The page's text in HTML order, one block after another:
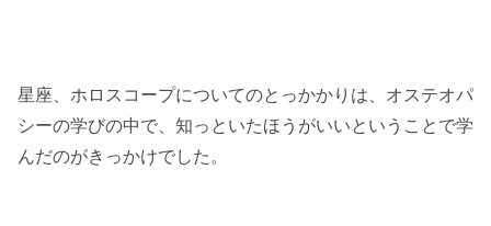
星座、ホロスコープについてのとっかかりは、オステオパ
シーの学びの中で、知っといたほうがいいということで学
んだのがきっかけでした。